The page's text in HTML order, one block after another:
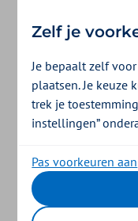
Zelf je
Je bepaalt zelf
plaatsen. Je keuze
trek je
instellingen”
Pas voorkeuren aan